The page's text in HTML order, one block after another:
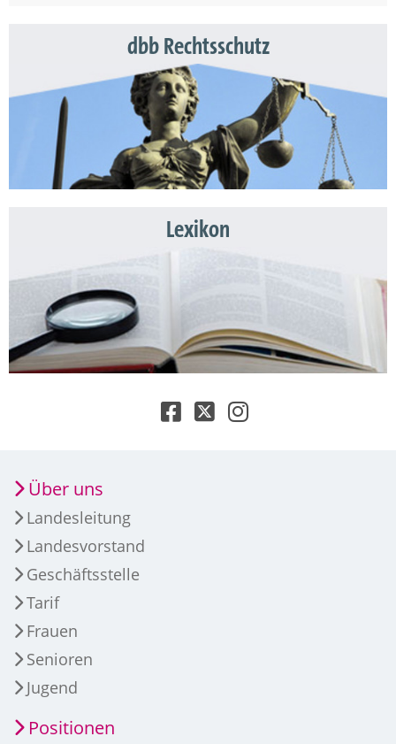
dbb Rechtsschutz
Lexikon
Über uns
Landesleitung
Landesvorstand
Geschäftsstelle
Tarif
Frauen
Senioren
Jugend
Positionen